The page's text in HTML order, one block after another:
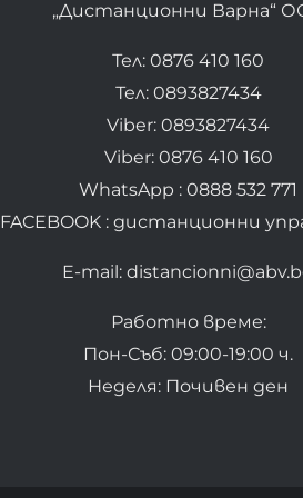
„Дистанционни Варна“
Тел: 0876 410 160
Тел: 0893827434
Viber: 0893827434
Viber: 0876 410 160
WhatsApp : 0888 532 771
FACEBOOK : дистанционни
E-mail:
Работно време:
Пон-Съб: 09:00-19:00 ч.
Неделя: Почивен ден